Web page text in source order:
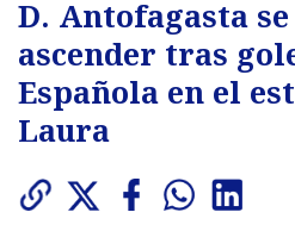
D. Antofagasta
ascender tras
Española en el
Laura